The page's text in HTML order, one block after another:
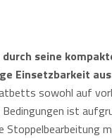
seine
Einsetzbarkeit
sowohl auf
ist
Stoppelbearbeitung